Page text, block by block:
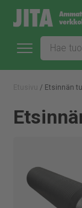
/ Etsinnän